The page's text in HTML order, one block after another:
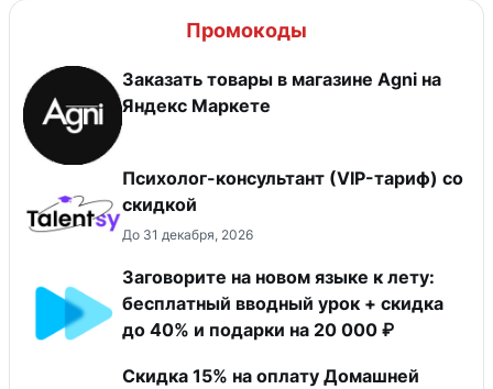
Промокоды
Заказать товары в магазине Agni на
Яндекс Маркете
Психолог-консультант (VIP-тариф) со
скидкой
До 31 декабря, 2026
Заговорите на новом языке к лету:
бесплатный вводный урок + скидка
до 40% и подарки на 20 000 ₽
Скидка 15% на оплату Домашней